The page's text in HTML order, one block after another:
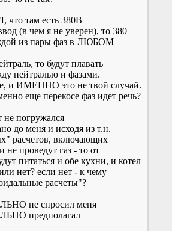
там есть 380В
(в чем я не уверен), то 380
из пары фаз в ЛЮБОМ
то будут плавать
нейтралью и фазами.
и ИМЕННО это не твой случай.
еще перекосе фаз идет речь?
не погружался
до меня и исходя из т.н.
расчетов, включающих
не проведут газ - то от
питаться и обе кухни, и котел
нет? если нет - к чему
расчеты"?
не спросил меня
предполагал